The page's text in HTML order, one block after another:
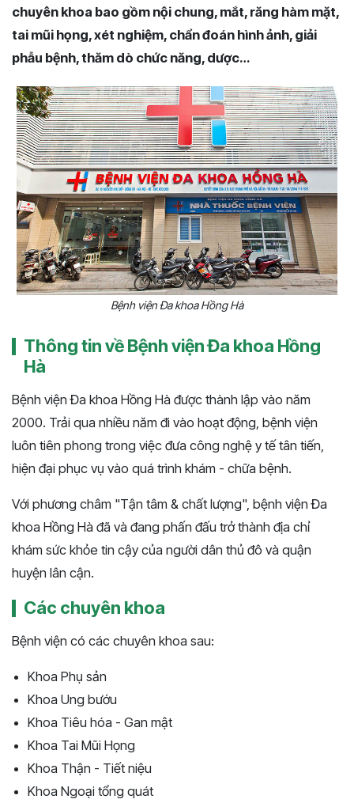
chuyên khoa bao gồm nội chung, mắt, răng hàm mặt,
tai mũi họng, xét nghiệm, chẩn đoán hình ảnh, giải
phẫu bệnh, thăm dò chức năng, dược…
Bệnh viện Đa khoa Hồng Hà
Thông tin về Bệnh viện Đa khoa Hồng
Hà
Bệnh viện Đa khoa Hồng Hà được thành lập vào năm
2000. Trải qua nhiều năm đi vào hoạt động, bệnh viện
luôn tiên phong trong việc đưa công nghệ y tế tân tiến,
hiện đại phục vụ vào quá trình khám - chữa bệnh.
Với phương châm "Tận tâm & chất lượng", bệnh viện Đa
khoa Hồng Hà đã và đang phấn đấu trở thành địa chỉ
khám sức khỏe tin cậy của người dân thủ đô và quận
huyện lân cận.
Các chuyên khoa
Bệnh viện có các chuyên khoa sau:
Khoa Phụ sản
Khoa Ung bướu
Khoa Tiêu hóa - Gan mật
Khoa Tai Mũi Họng
Khoa Thận - Tiết niệu
Khoa Ngoại tổng quát